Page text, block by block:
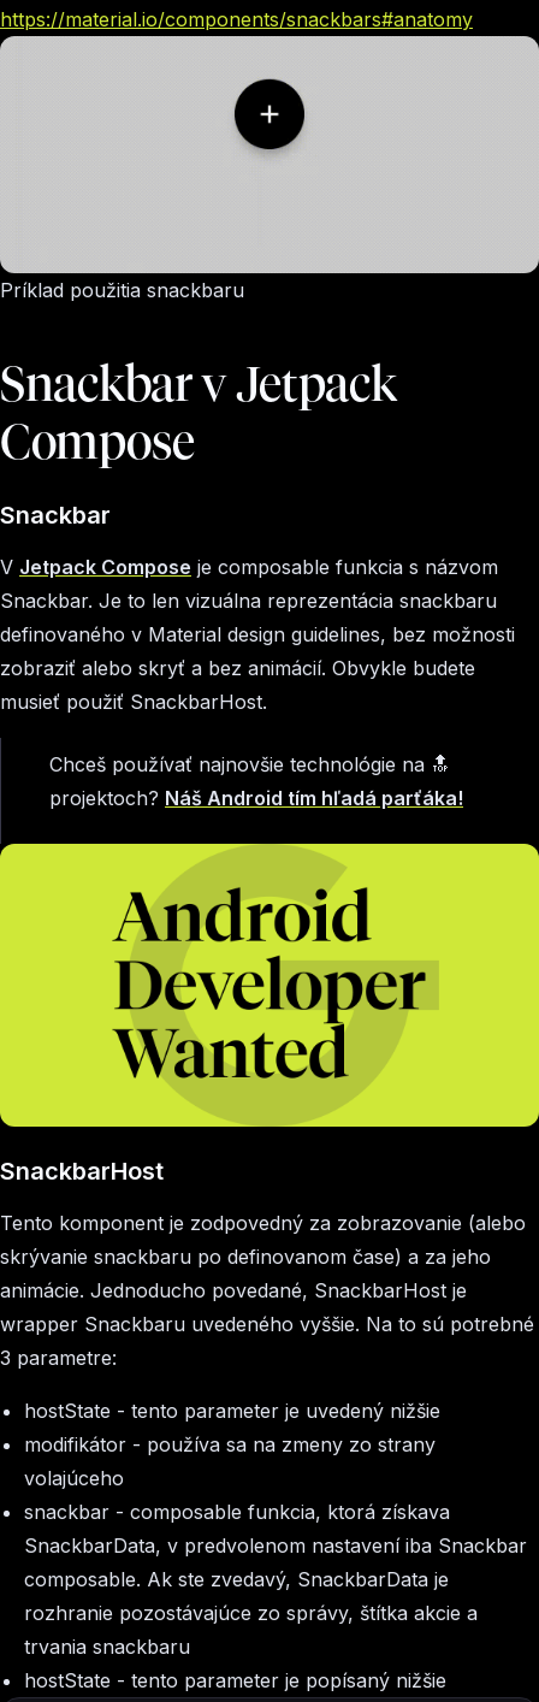
https://material.io/components/snackbars#anatomy
Príklad použitia snackbaru
Snackbar v Jetpack
Compose
Snackbar
V Jetpack Compose je composable funkcia s názvom
Snackbar. Je to len vizuálna reprezentácia snackbaru
definovaného v Material design guidelines, bez možnosti
zobraziť alebo skryť a bez animácií. Obvykle budete
musieť použiť SnackbarHost.
Chceš používať najnovšie technológie na 🔝
projektoch? Náš Android tím hľadá parťáka!
SnackbarHost
Tento komponent je zodpovedný za zobrazovanie (alebo
skrývanie snackbaru po definovanom čase) a za jeho
animácie. Jednoducho povedané, SnackbarHost je
wrapper Snackbaru uvedeného vyššie. Na to sú potrebné
3 parametre:
hostState - tento parameter je uvedený nižšie
modifikátor - používa sa na zmeny zo strany
volajúceho
snackbar - composable funkcia, ktorá získava
SnackbarData, v predvolenom nastavení iba Snackbar
composable. Ak ste zvedavý, SnackbarData je
rozhranie pozostávajúce zo správy, štítka akcie a
trvania snackbaru
hostState - tento parameter je popísaný nižšie